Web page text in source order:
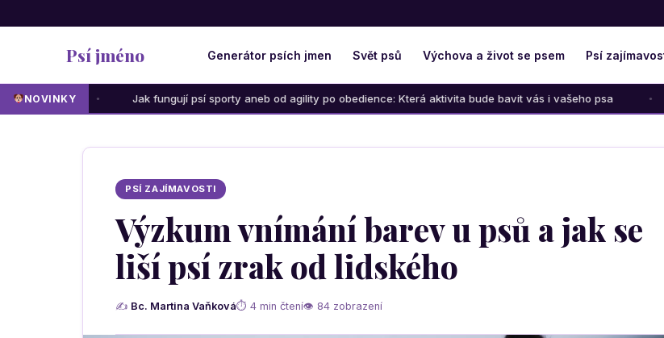
Psí jméno Generátor psích jmen Svět psů Výchova a život se psem Psí
NOVINKY
Jak fungují psí sporty aneb od agility po obedience: Která aktivita bude bavit vás i vašeho psa Péče o
PSÍ ZAJÍMAVOSTI
Výzkum vnímání barev u psů a jak se
liší psí zrak od lidského
✍ Bc. Martina Vaňková⏱ 4 min čtení👁 84 zobrazení